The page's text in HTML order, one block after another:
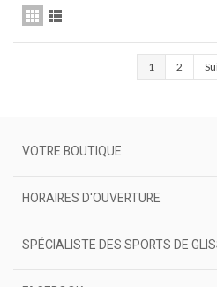
1 2
VOTRE BOUTIQUE
HORAIRES D'OUVERTURE
SPÉCIALISTE DES SPORTS DE